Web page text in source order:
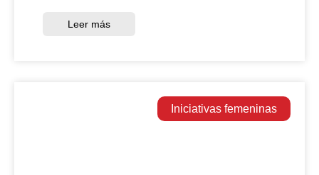
Leer más
Iniciativas femeninas